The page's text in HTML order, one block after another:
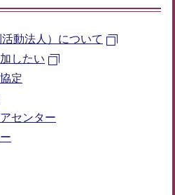
動法人）について
したい
定
センター